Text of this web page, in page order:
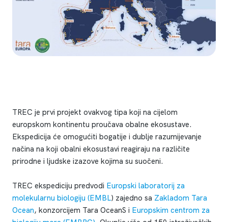
TREC je prvi projekt ovakvog tipa koji na cijelom
europskom kontinentu proučava obalne ekosustave.
Ekspedicija će omogućiti bogatije i dublje razumijevanje
načina na koji obalni ekosustavi reagiraju na različite
prirodne i ljudske izazove kojima su suočeni.
TREC ekspediciju predvodi Europski laboratorij za
molekularnu biologiju (EMBL) zajedno sa Zakladom Tara
Ocean, konzorcijem Tara OceanS i Europskim centrom za